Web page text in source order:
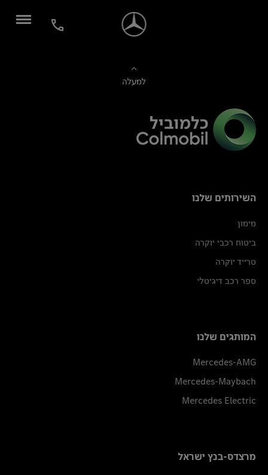
למעלה
השירותים שלנו
מימון
ביטוח רכבי יוקרה
טרייד יוקרה
ספר רכב דיגיטלי
המותגים שלנו
Mercedes-AMG
Mercedes-Maybach
Mercedes Electric
מרצדס-בנץ ישראל